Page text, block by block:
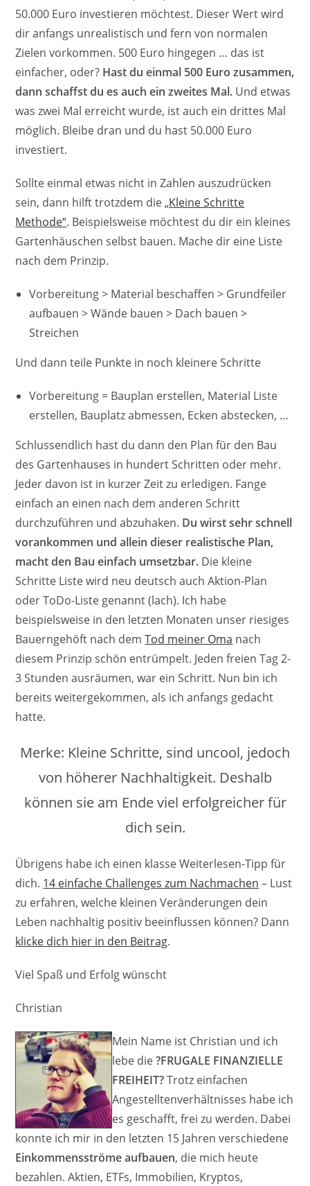
50.000 Euro investieren möchtest. Dieser Wert wird
dir anfangs unrealistisch und fern von normalen
Zielen vorkommen. 500 Euro hingegen … das ist
einfacher, oder? Hast du einmal 500 Euro zusammen,
dann schaffst du es auch ein zweites Mal. Und etwas
was zwei Mal erreicht wurde, ist auch ein drittes Mal
möglich. Bleibe dran und du hast 50.000 Euro
investiert.
Sollte einmal etwas nicht in Zahlen auszudrücken
sein, dann hilft trotzdem die„Kleine Schritte
Methode“. Beispielsweise möchtest du dir ein kleines
Gartenhäuschen selbst bauen. Mache dir eine Liste
nach dem Prinzip.
Vorbereitung > Material beschaffen > Grundfeiler
aufbauen > Wände bauen > Dach bauen >
Streichen
Und dann teile Punkte in noch kleinere Schritte
Vorbereitung = Bauplan erstellen, Material Liste
erstellen, Bauplatz abmessen, Ecken abstecken, …
Schlussendlich hast du dann den Plan für den Bau
des Gartenhauses in hundert Schritten oder mehr.
Jeder davon ist in kurzer Zeit zu erledigen. Fange
einfach an einen nach dem anderen Schritt
durchzuführen und abzuhaken. Du wirst sehr schnell
vorankommen und allein dieser realistische Plan,
macht den Bau einfach umsetzbar. Die kleine
Schritte Liste wird neu deutsch auch Aktion-Plan
oder ToDo-Liste genannt (lach). Ich habe
beispielsweise in den letzten Monaten unser riesiges
Bauerngehöft nach demTod meiner Oma nach
diesem Prinzip schön entrümpelt. Jeden freien Tag 2-
3 Stunden ausräumen, war ein Schritt. Nun bin ich
bereits weitergekommen, als ich anfangs gedacht
hatte.
Merke: Kleine Schritte, sind uncool, jedoch
von höherer Nachhaltigkeit. Deshalb
können sie am Ende viel erfolgreicher für
dich sein.
Übrigens habe ich einen klasse Weiterlesen-Tipp für
dich. 14 einfache Challenges zum Nachmachen – Lust
zu erfahren, welche kleinen Veränderungen dein
Leben nachhaltig positiv beeinflussen können? Dann
klicke dich hier in den Beitrag.
Viel Spaß und Erfolg wünscht
Christian
Mein Name ist Christian und ich
lebe die?FRUGALE FINANZIELLE
FREIHEIT?Trotz einfachen
Angestelltenverhältnisses habe ich
es geschafft, frei zu werden. Dabei
konnte ich mir in den letzten 15 Jahren verschiedene
Einkommensströme aufbauen, die mich heute
bezahlen. Aktien, ETFs, Immobilien, Kryptos,